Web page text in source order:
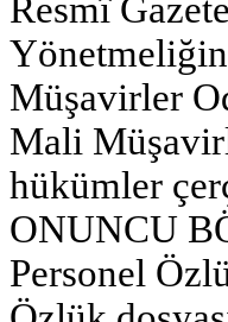
Resmî
Müşavirler
Mali
hükümler
ONUNCU
Personel